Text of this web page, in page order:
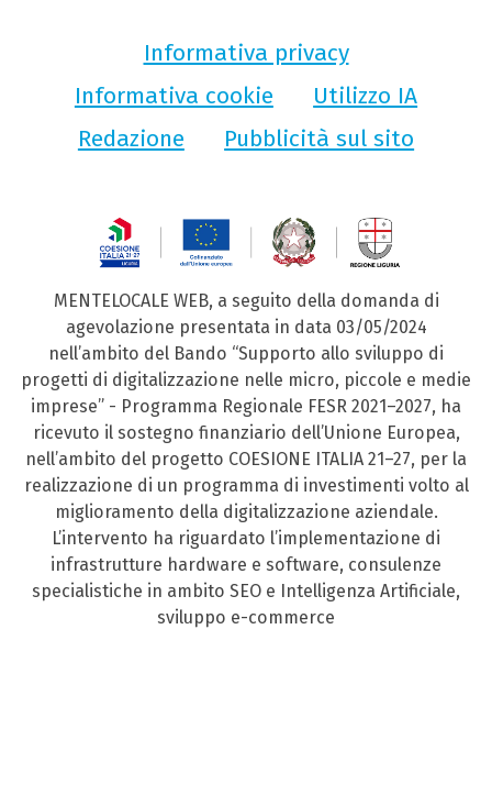
Informativa privacy
Informativa cookie
Utilizzo IA
Redazione
Pubblicità sul sito
MENTELOCALE WEB, a seguito della domanda di
agevolazione presentata in data 03/05/2024
nell’ambito del Bando “Supporto allo sviluppo di
progetti di digitalizzazione nelle micro, piccole e medie
imprese” - Programma Regionale FESR 2021–2027, ha
ricevuto il sostegno finanziario dell’Unione Europea,
nell’ambito del progetto COESIONE ITALIA 21–27, per la
realizzazione di un programma di investimenti volto al
miglioramento della digitalizzazione aziendale.
L’intervento ha riguardato l’implementazione di
infrastrutture hardware e software, consulenze
specialistiche in ambito SEO e Intelligenza Artificiale,
sviluppo e-commerce